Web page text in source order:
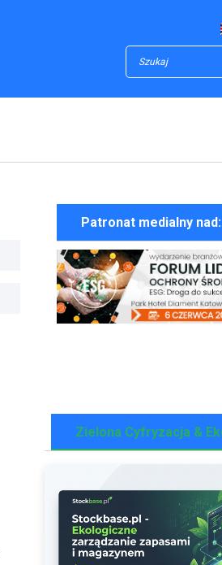
Patronat medialny nad: